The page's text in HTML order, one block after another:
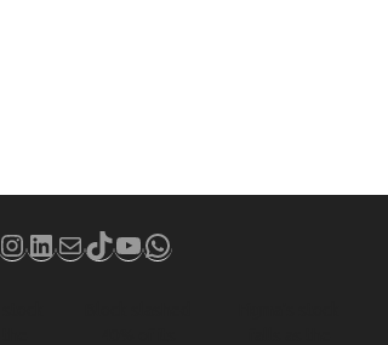
LinkedIn
MailTikTok
YouTube
WhatsApp